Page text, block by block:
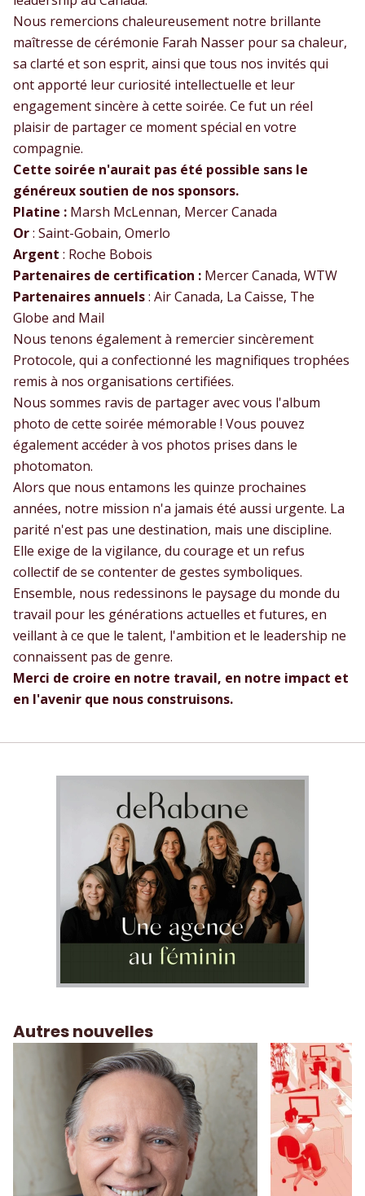
Nous remercions chaleureusement notre brillante
maîtresse de cérémonie Farah Nasser pour sa chaleur,
sa clarté et son esprit, ainsi que tous nos invités qui
ont apporté leur curiosité intellectuelle et leur
engagement sincère à cette soirée. Ce fut un réel
plaisir de partager ce moment spécial en votre
compagnie.
Cette soirée n'aurait pas été possible sans le
généreux soutien de nos sponsors.
Platine : Marsh McLennan, Mercer Canada
Or: Saint-Gobain, Omerlo
Argent : Roche Bobois
Partenaires de certification : Mercer Canada, WTW
Partenaires annuels: Air Canada, La Caisse, The
Globe and Mail
Nous tenons également à remercier sincèrement
Protocole, qui a confectionné les magnifiques trophées
remis à nos organisations certifiées.
Nous sommes ravis de partager avec vous l'album
photo de cette soirée mémorable ! Vous pouvez
également accéder à vos photos prises dans le
photomaton.
Alors que nous entamons les quinze prochaines
années, notre mission n'a jamais été aussi urgente. La
parité n'est pas une destination, mais une discipline.
Elle exige de la vigilance, du courage et un refus
collectif de se contenter de gestes symboliques.
Ensemble, nous redessinons le paysage du monde du
travail pour les générations actuelles et futures, en
veillant à ce que le talent, l'ambition et le leadership ne
connaissent pas de genre.
Merci de croire en notre travail, en notre impact et
en l'avenir que nous construisons.
Autres nouvelles